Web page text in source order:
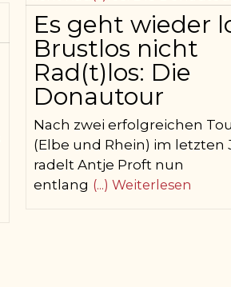
Es geht wieder
Brustlos nicht
Rad(t)los: Die
Donautour
Nach zwei erfolgreichen
(Elbe und Rhein) im letzten
radelt Antje Proft nun
entlang (...) Weiterlesen